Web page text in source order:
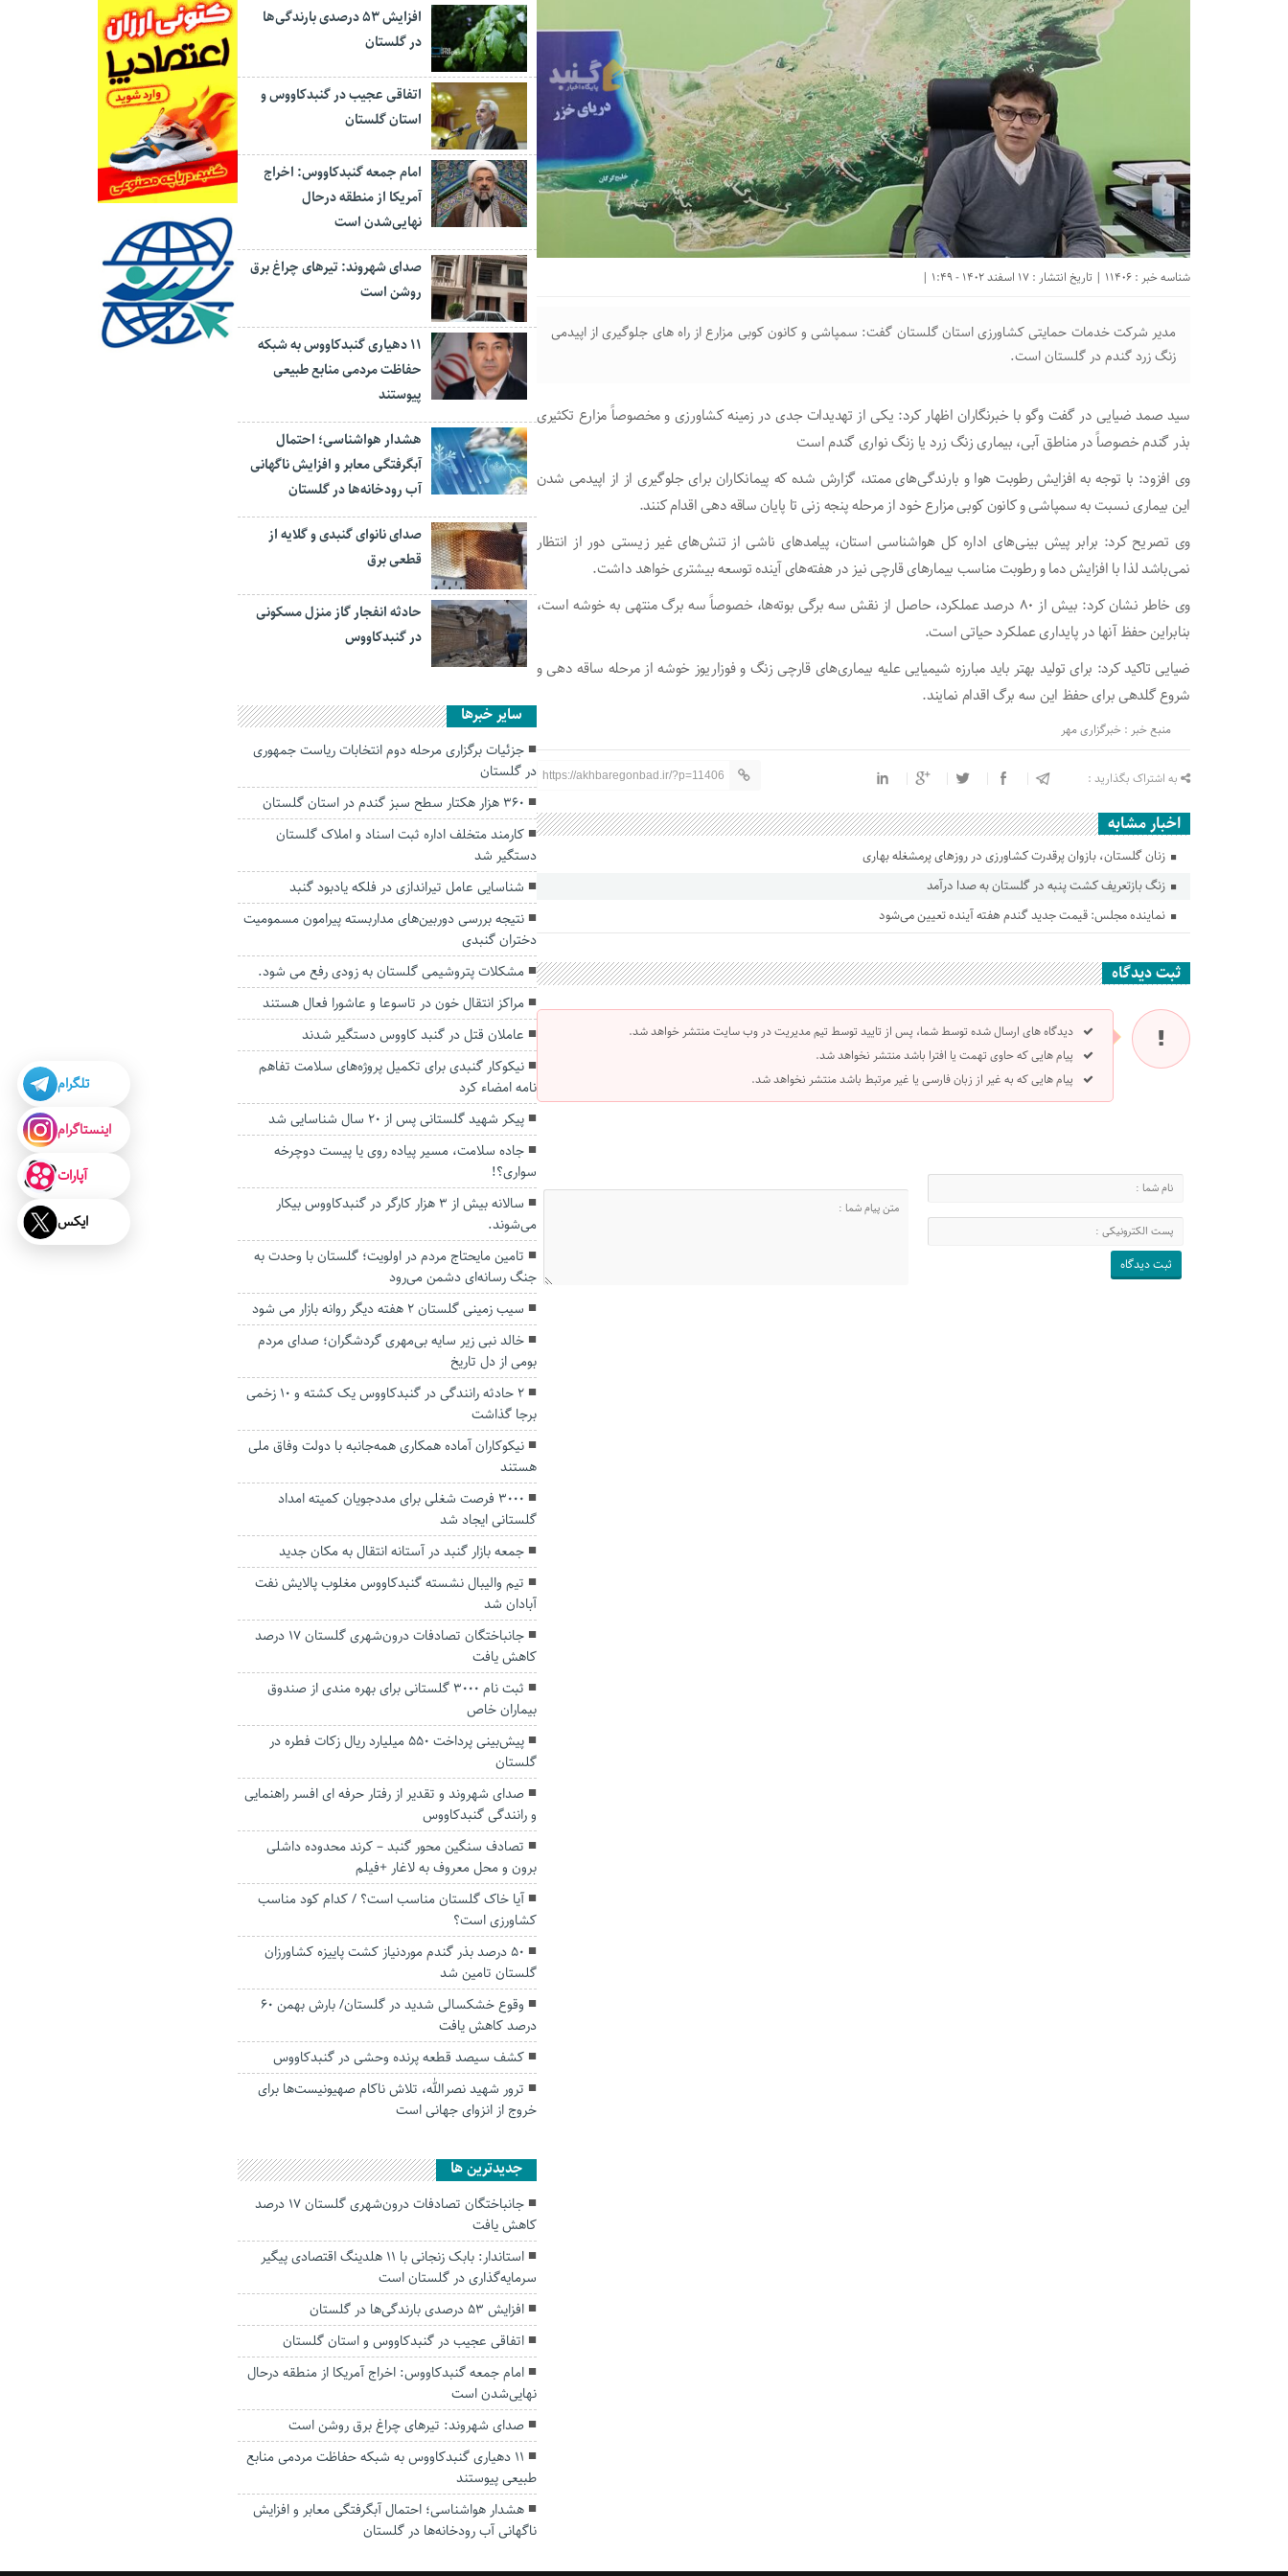
شناسه خبر : 11406 | تاریخ انتشار : 17 اسفند 1402 - 1:49 |
مدیر شرکت خدمات حمایتی کشاورزی استان گلستان گفت: سمپاشی و کانون کوبی مزارع از راه های جلوگیری از اپیدمی
زنگ زرد گندم در گلستان است.
سید صمد ضیایی در گفت وگو با خبرنگاران اظهار کرد: یکی از تهدیدات جدی در زمینه کشاورزی و مخصوصاً مزارع تکثیری
بذر گندم خصوصاً در مناطق آبی، بیماری زنگ زرد یا زنگ نواری گندم است
وی افزود: با توجه به افزایش رطوبت هوا و بارندگی‌های ممتد، گزارش شده که پیمانکاران برای جلوگیری از از اپیدمی شدن
این بیماری نسبت به سمپاشی و کانون کوبی مزارع خود از مرحله پنجه زنی تا پایان ساقه دهی اقدام کنند.
وی تصریح کرد: برابر پیش بینی‌های اداره کل هواشناسی استان، پیامدهای ناشی از تنش‌های غیر زیستی دور از انتظار
نمی‌باشد لذا با افزایش دما و رطوبت مناسب بیمارهای قارچی نیز در هفته‌های آینده توسعه بیشتری خواهد داشت.
وی خاطر نشان کرد: بیش از ۸۰ درصد عملکرد، حاصل از نقش سه برگی بوته‌ها، خصوصاً سه برگ منتهی به خوشه است،
بنابراین حفظ آنها در پایداری عملکرد حیاتی است.
ضیایی تاکید کرد: برای تولید بهتر باید مبارزه شیمیایی علیه بیماری‌های قارچی زنگ و فوزاریوز خوشه از مرحله ساقه دهی و
شروع گلدهی برای حفظ این سه برگ اقدام نمایند.
منبع خبر : خبرگزاری مهر
به اشتراک بگذارید : https://akhbaregonbad.ir/?p=11406
اخبار مشابه
زنان گلستان، بازوان پرقدرت کشاورزی در روزهای پرمشغله بهاری
زنگ بازتعریف کشت پنبه در گلستان به صدا درآمد
نماینده مجلس: قیمت جدید گندم هفته آینده تعیین می‌شود
ثبت دیدگاه
دیدگاه های ارسال شده توسط شما، پس از تایید توسط تیم مدیریت در وب سایت منتشر خواهد شد.
پیام هایی که حاوی تهمت یا افترا باشد منتشر نخواهد شد.
پیام هایی که به غیر از زبان فارسی یا غیر مرتبط باشد منتشر نخواهد شد.
افزایش ۵۳ درصدی بارندگی‌ها
در گلستان
اتفاقی عجیب در‌ گنبدکاووس و
استان گلستان
امام جمعه گنبدکاووس: اخراج
آمریکا از منطقه درحال
نهایی‌شدن است
صدای شهروند: تیرهای چراغ برق
روشن است
۱۱ دهیاری گنبدکاووس به شبکه
حفاظت مردمی منابع طبیعی
پیوستند
هشدار هواشناسی؛ احتمال
آبگرفتگی معابر و افزایش ناگهانی
آب رودخانه‌ها در گلستان
صدای نانوای گنبدی و گلایه از
قطعی برق
حادثه انفجار گاز منزل مسکونی
در گنبدکاووس
سایر خبرها
جزئیات برگزاری مرحله دوم انتخابات ریاست جمهوری
در گلستان
۳۶۰ هزار هکتار سطح سبز گندم در استان گلستان
کارمند متخلف اداره ثبت اسناد و املاک گلستان
دستگیر شد
شناسایی عامل تیراندازی در فلکه یادبود گنبد
نتیجه بررسی دوربین‌های مداربسته پیرامون مسمومیت
دختران گنبدی
مشکلات پتروشیمی گلستان به زودی رفع می شود.
مراکز انتقال خون در تاسوعا و عاشورا فعال هستند
عاملان قتل در گنبد کاووس دستگیر شدند
نیکوکار گنبدی برای تکمیل پروژه‌های سلامت تفاهم
نامه امضاء کرد
پیکر شهید گلستانی پس از ۲۰ سال شناسایی شد
جاده سلامت، مسیر پیاده روی یا پیست دوچرخه
سواری؟!
سالانه بیش از ۳ هزار کارگر در گنبدکاووس بیکار
می‌شوند.
تامین مایحتاج مردم در اولویت؛ گلستان با وحدت به
جنگ رسانه‌ای دشمن می‌رود
سیب زمینی گلستان ۲ هفته دیگر روانه بازار می شود
خالد نبی زیر سایه بی‌مهری گردشگران؛ صدای مردم
بومی از دل تاریخ
۲ حادثه رانندگی در گنبدکاووس یک کشته و ۱۰ زخمی
برجا گذاشت
نیکوکاران آماده همکاری همه‌جانبه با دولت وفاق ملی
هستند
۳۰۰۰ فرصت شغلی برای مددجویان کمیته امداد
گلستانی ایجاد شد
جمعه بازار گنبد در آستانه انتقال به مکان جدید
تیم والیبال نشسته گنبدکاووس مغلوب پالایش نفت
آبادان شد
جانباختگان تصادفات درون‌شهری گلستان ۱۷ درصد
کاهش یافت
ثبت نام ۳۰۰۰ گلستانی برای بهره مندی از صندوق
بیماران خاص
پیش‌بینی پرداخت ۵۵۰ میلیارد ریال زکات فطره در
گلستان
صدای شهروند و تقدیر از رفتار حرفه ای افسر راهنمایی
و رانندگی گنبدکاووس
تصادف سنگین محور گنبد – کرند محدوده داشلی
برون و محل معروف به لاغار +فیلم
آیا خاک گلستان مناسب است؟ / کدام کود مناسب
کشاورزی است؟
۵۰ درصد بذر گندم موردنیاز کشت پاییزه کشاورزان
گلستان تامین شد
وقوع خشکسالی شدید در گلستان/ بارش بهمن ۶۰
درصد کاهش یافت
کشف سیصد قطعه پرنده وحشی در گنبدکاووس
ترور شهید نصرالله، تلاش ناکام صهیونیست‌ها برای
خروج از انزوای جهانی است
جديدترين ها
جانباختگان تصادفات درون‌شهری گلستان ۱۷ درصد
کاهش یافت
استاندار: بابک زنجانی با ۱۱ هلدینگ اقتصادی پیگیر
سرمایه‌گذاری در گلستان است
افزایش ۵۳ درصدی بارندگی‌ها در گلستان
اتفاقی عجیب در‌ گنبدکاووس و استان گلستان
امام جمعه گنبدکاووس: اخراج آمریکا از منطقه درحال
نهایی‌شدن است
صدای شهروند: تیرهای چراغ برق روشن است
۱۱ دهیاری گنبدکاووس به شبکه حفاظت مردمی منابع
طبیعی پیوستند
هشدار هواشناسی؛ احتمال آبگرفتگی معابر و افزایش
ناگهانی آب رودخانه‌ها در گلستان
تلگرام
اینستاگرام
آپارات
ایکس